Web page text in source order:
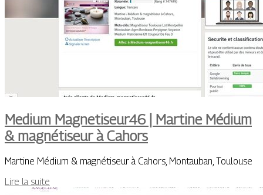
Medium Magnetiseur46 | Martine Médium
& magnétiseur à Cahors
Martine Médium & magnétiseur à Cahors, Montauban, Toulouse
Lire la suite